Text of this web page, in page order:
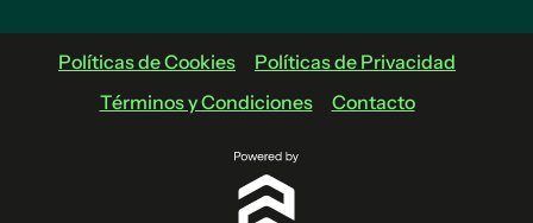
Políticas de Cookies
Políticas de Privacidad
Términos y Condiciones
Contacto